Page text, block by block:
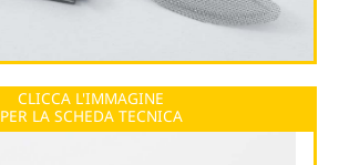
CLICCA L'IMMAGINE
PER LA SCHEDA TECNICA